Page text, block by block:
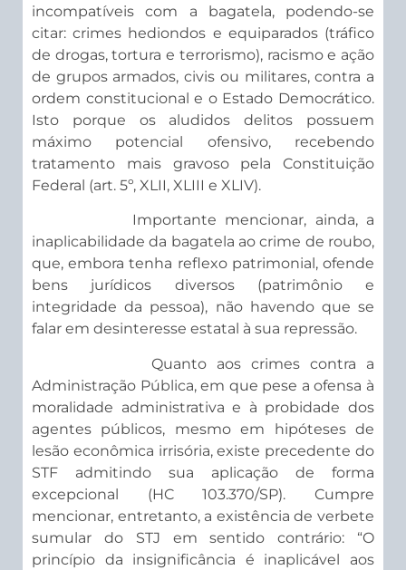
incompatíveis com a bagatela, podendo-se
citar: crimes hediondos e equiparados (tráfico
de drogas, tortura e terrorismo), racismo e ação
de grupos armados, civis ou militares, contra a
ordem constitucional e o Estado Democrático.
Isto porque os aludidos delitos possuem
máximo potencial ofensivo, recebendo
tratamento mais gravoso pela Constituição
Federal (art. 5º, XLII, XLIII e XLIV).
Importante mencionar, ainda, a
inaplicabilidade da bagatela ao crime de roubo,
que, embora tenha reflexo patrimonial, ofende
bens jurídicos diversos (patrimônio e
integridade da pessoa), não havendo que se
falar em desinteresse estatal à sua repressão.
Quanto aos crimes contra a
Administração Pública, em que pese a ofensa à
moralidade administrativa e à probidade dos
agentes públicos, mesmo em hipóteses de
lesão econômica irrisória, existe precedente do
STF admitindo sua aplicação de forma
excepcional (HC 103.370/SP). Cumpre
mencionar, entretanto, a existência de verbete
sumular do STJ em sentido contrário: “O
princípio da insignificância é inaplicável aos